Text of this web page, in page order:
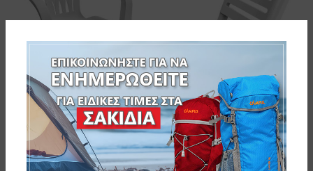
ΚΑΡΕΚΛΑ ΠΛΑΣΤΙΚΗ
ΜΟΝΟΜΠΛΟΚ ΛΕΥΚΗ-
ΔΙΑΣΤΑΣΕΙΣ: W55xD44xH43/75cm
ΚΑΡΕΚΛΑ ΛΕΥΚΗ ΠΛΑΣΤΙΚΗ
ΑΝΑΔΙΠΛΟΥΜΕΝΗ -ΔΙΑΣΤΑΣΕΙΣ:
W35xD24,5×18/54cm
144-2041